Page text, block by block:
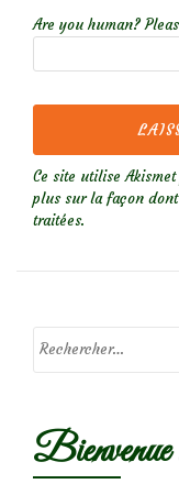
Are you human?
Ce site utilise
plus sur la façon
traitées.